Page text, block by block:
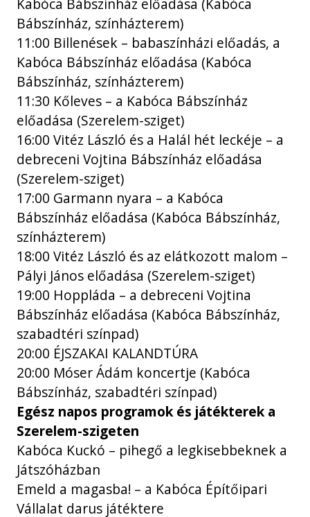
Kabóca Bábszínház előadása (Kabóca
Bábszínház, színházterem)
11:00 Billenések – babaszínházi előadás, a
Kabóca Bábszínház előadása (Kabóca
Bábszínház, színházterem)
11:30 Kőleves – a Kabóca Bábszínház
előadása (Szerelem-sziget)
16:00 Vitéz László és a Halál hét leckéje – a
debreceni Vojtina Bábszínház előadása
(Szerelem-sziget)
17:00 Garmann nyara – a Kabóca
Bábszínház előadása (Kabóca Bábszínház,
színházterem)
18:00 Vitéz László és az elátkozott malom –
Pályi János előadása (Szerelem-sziget)
19:00 Hoppláda – a debreceni Vojtina
Bábszínház előadása (Kabóca Bábszínház,
szabadtéri színpad)
20:00 ÉJSZAKAI KALANDTÚRA
20:00 Móser Ádám koncertje (Kabóca
Bábszínház, szabadtéri színpad)
Egész napos programok és játékterek a
Szerelem-szigeten
Kabóca Kuckó – pihegő a legkisebbeknek a
Játszóházban
Emeld a magasba! – a Kabóca Építőipari
Vállalat darus játéktere